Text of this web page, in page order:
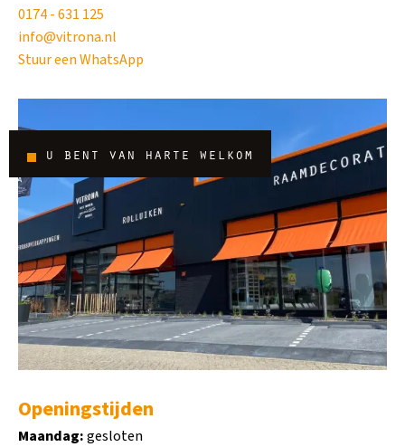
0174 - 631 125
info@vitrona.nl
Stuur een WhatsApp
u bent van harte welkom
Openingstijden
Maandag:gesloten